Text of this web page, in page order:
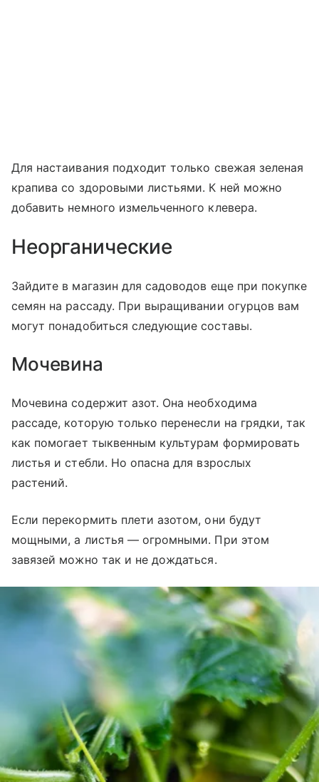
Для настаивания подходит только свежая зеленая
крапива со здоровыми листьями. К ней можно
добавить немного измельченного клевера.
Неорганические
Зайдите в магазин для садоводов еще при покупке
семян на рассаду. При выращивании огурцов вам
могут понадобиться следующие составы.
Мочевина
Мочевина содержит азот. Она необходима
рассаде, которую только перенесли на грядки, так
как помогает тыквенным культурам формировать
листья и стебли. Но опасна для взрослых
растений.
Если перекормить плети азотом, они будут
мощными, а листья — огромными. При этом
завязей можно так и не дождаться.